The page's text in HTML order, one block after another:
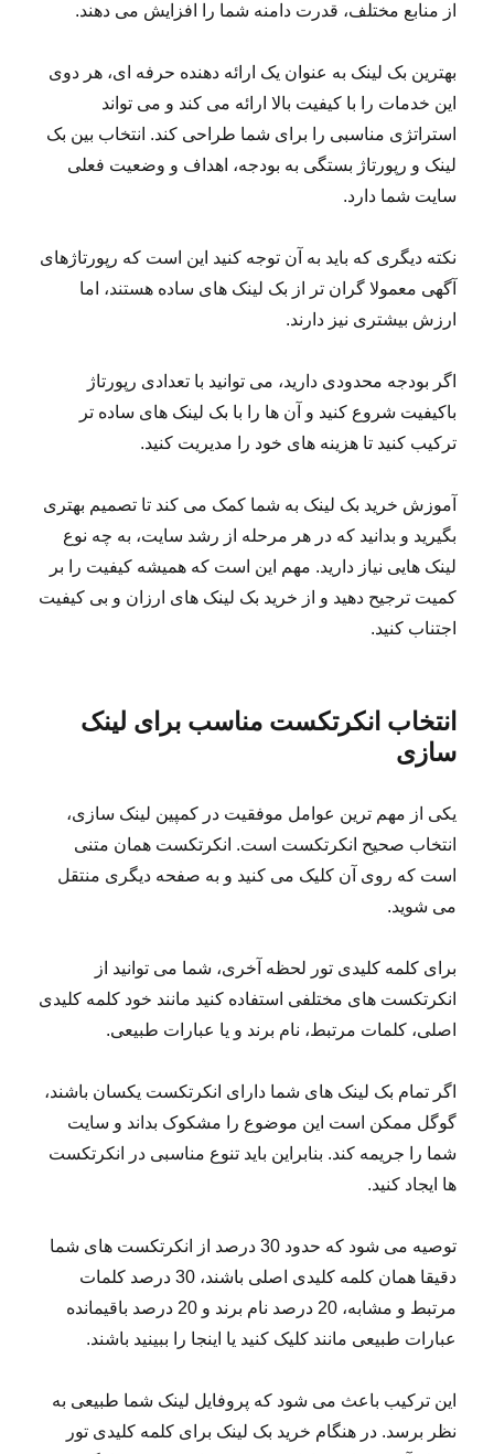
از منابع مختلف، قدرت دامنه شما را افزایش می دهند.
بهترین بک لینک به عنوان یک ارائه دهنده حرفه ای، هر دوی
این خدمات را با کیفیت بالا ارائه می کند و می تواند
استراتژی مناسبی را برای شما طراحی کند. انتخاب بین بک
لینک و رپورتاژ بستگی به بودجه، اهداف و وضعیت فعلی
سایت شما دارد.
نکته دیگری که باید به آن توجه کنید این است که رپورتاژهای
آگهی معمولا گران تر از بک لینک های ساده هستند، اما
ارزش بیشتری نیز دارند.
اگر بودجه محدودی دارید، می توانید با تعدادی رپورتاژ
باکیفیت شروع کنید و آن ها را با بک لینک های ساده تر
ترکیب کنید تا هزینه های خود را مدیریت کنید.
آموزش خرید بک لینک به شما کمک می کند تا تصمیم بهتری
بگیرید و بدانید که در هر مرحله از رشد سایت، به چه نوع
لینک هایی نیاز دارید. مهم این است که همیشه کیفیت را بر
کمیت ترجیح دهید و از خرید بک لینک های ارزان و بی کیفیت
اجتناب کنید.
انتخاب انکرتکست مناسب برای لینک
سازی
یکی از مهم ترین عوامل موفقیت در کمپین لینک سازی،
انتخاب صحیح انکرتکست است. انکرتکست همان متنی
است که روی آن کلیک می کنید و به صفحه دیگری منتقل
می شوید.
برای کلمه کلیدی تور لحظه آخری، شما می توانید از
انکرتکست های مختلفی استفاده کنید مانند خود کلمه کلیدی
اصلی، کلمات مرتبط، نام برند و یا عبارات طبیعی.
اگر تمام بک لینک های شما دارای انکرتکست یکسان باشند،
گوگل ممکن است این موضوع را مشکوک بداند و سایت
شما را جریمه کند. بنابراین باید تنوع مناسبی در انکرتکست
ها ایجاد کنید.
توصیه می شود که حدود 30 درصد از انکرتکست های شما
دقیقا همان کلمه کلیدی اصلی باشند، 30 درصد کلمات
مرتبط و مشابه، 20 درصد نام برند و 20 درصد باقیمانده
عبارات طبیعی مانند کلیک کنید یا اینجا را ببینید باشند.
این ترکیب باعث می شود که پروفایل لینک شما طبیعی به
نظر برسد. در هنگام خرید بک لینک برای کلمه کلیدی تور